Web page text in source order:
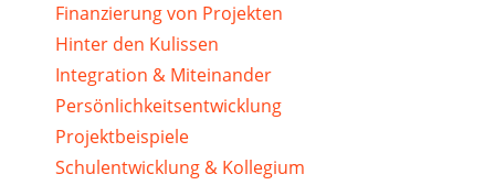
Finanzierung von Projekten
Hinter den Kulissen
Integration & Miteinander
Persönlichkeitsentwicklung
Projektbeispiele
Schulentwicklung & Kollegium